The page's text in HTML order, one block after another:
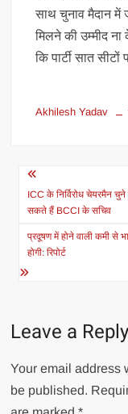
साथ चुनाव मैदान में
मिलने की उम्मीद
कि पार्टी सात सीटों
Akhilesh Yadav
Post
navigation
ICC के निर्विरोध चेयरमैन
सकते हैं BCCI के सचिव
प्रदूषण में होने वाली कमी से
होगी: रिपोर्ट
Leave a Reply
Your email address
be published.